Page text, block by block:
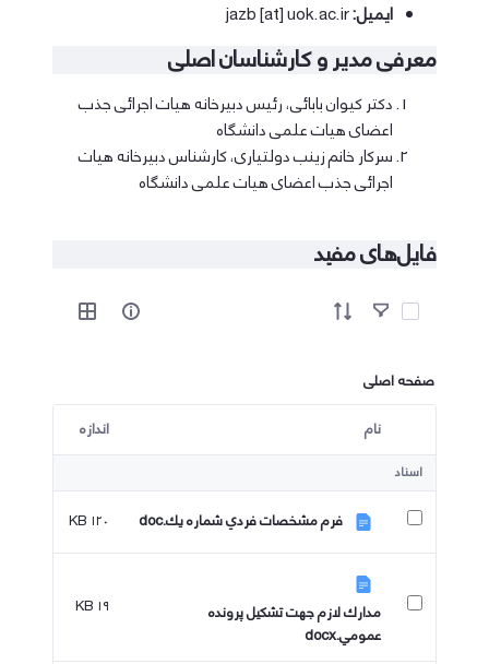
ایمیل:
معرفی مدیر و کارشناسان اصلی
دکتر کیوان بابائی، رئیس دبیرخانه هیات اجرائی جذب
اعضای هیات علمی دانشگاه
سرکار خانم زینب دولتیاری، کارشناس دبیرخانه هیات
اجرائی جذب اعضای هیات علمی دانشگاه
فایل‌های مفید
آیتم ها را انتخاب کنید
صفحه اصلی
کاربر انتخاب شده
نام اندازه
اسناد
فرم مشخصات فردي شماره يك.doc ۱۲۰ KB
مدارك لازم جهت تشكيل پرونده
عمومي.docx
۱۹ KB